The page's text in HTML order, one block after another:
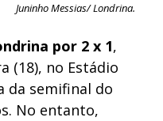
Juninho Messias/ Londrina.
por 2 x 1,
(18), no Estádio
da semifinal do
No entanto,